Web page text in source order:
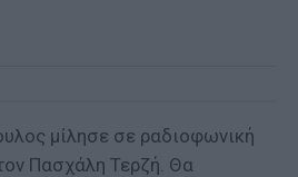
μίλησε σε ραδιοφωνική
Πασχάλη Τερζή. Θα